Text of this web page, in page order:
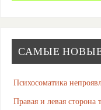
САМЫЕ
Психосоматика
Правая и левая сторона